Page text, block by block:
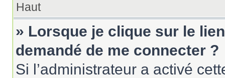
Haut
» Lorsque je clique sur le
demandé de me connecter ?
Si l’administrateur a activé